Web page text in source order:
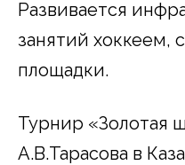
Развивается
занятий хоккеем,
площадки.
Турнир «Золотая
А.В.Тарасова в